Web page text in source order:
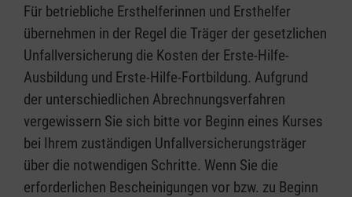
Für betriebliche Ersthelferinnen und Ersthelfer
übernehmen in der Regel die Träger der gesetzlichen
Unfallversicherung die Kosten der Erste-Hilfe-
Ausbildung und Erste-Hilfe-Fortbildung. Aufgrund
der unterschiedlichen Abrechnungsverfahren
vergewissern Sie sich bitte vor Beginn eines Kurses
bei Ihrem zuständigen Unfallversicherungsträger
über die notwendigen Schritte. Wenn Sie die
erforderlichen Bescheinigungen vor bzw. zu Beginn